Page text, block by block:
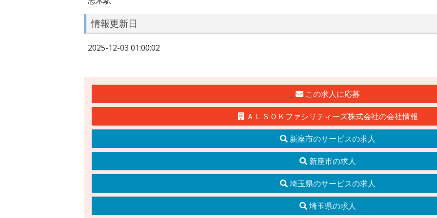
情報更新日
2025-12-03 01:00:02
この求人に応募
ＡＬＳＯＫファシリティーズ株式会社の会社情報
新座市のサービスの求人
新座市の求人
埼玉県のサービスの求人
埼玉県の求人